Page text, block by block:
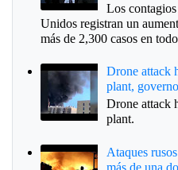
Los
Unidos registran un
más de 2,300 casos en
Drone attack
plant,
Drone attack
plant.
Ataques
más de una